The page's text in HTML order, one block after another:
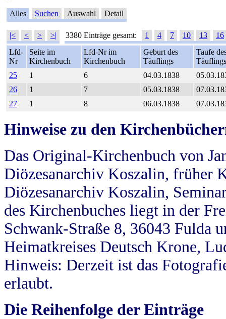
Alles Suchen Auswahl Detail
|< < > >| 3380 Einträge gesamt: 1 4 7 10 13
16
Lfd-
Nr
Seite im
Kirchenbuch
Lfd-Nr im
Kirchenbuch
Geburt des
Täuflings
Taufe
Täuflings
25
1 6 04.03.1838
26
1 7 05.03.1838
27
1 8 06.03.1838
Hinweise zu den
Das Original-Kirchenbuch von
Diözesanarchiv Koszalin, früher
Diözesanarchiv Koszalin,
des Kirchenbuches liegt in der
Schwank-Straße 8, 36043 Fulda
Heimatkreises Deutsch Krone,
Hinweis: Derzeit ist das
erlaubt.
Die Reihenfolge der Einträge